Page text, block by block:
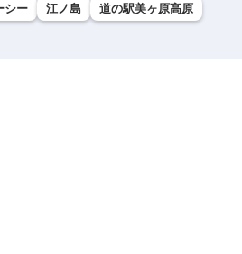
シー 江ノ島
道の駅美ヶ原高原